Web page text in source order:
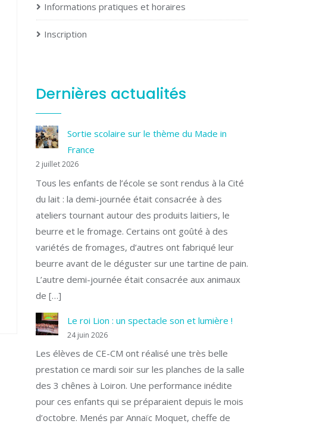
Informations pratiques et horaires
Inscription
Dernières actualités
Sortie scolaire sur le thème du Made in
France
2 juillet 2026
Tous les enfants de l’école se sont rendus à la Cité
du lait : la demi-journée était consacrée à des
ateliers tournant autour des produits laitiers, le
beurre et le fromage. Certains ont goûté à des
variétés de fromages, d’autres ont fabriqué leur
beurre avant de le déguster sur une tartine de pain.
L’autre demi-journée était consacrée aux animaux
de […]
Le roi Lion : un spectacle son et lumière !
24 juin 2026
Les élèves de CE-CM ont réalisé une très belle
prestation ce mardi soir sur les planches de la salle
des 3 chênes à Loiron. Une performance inédite
pour ces enfants qui se préparaient depuis le mois
d’octobre. Menés par Annaïc Moquet, cheffe de